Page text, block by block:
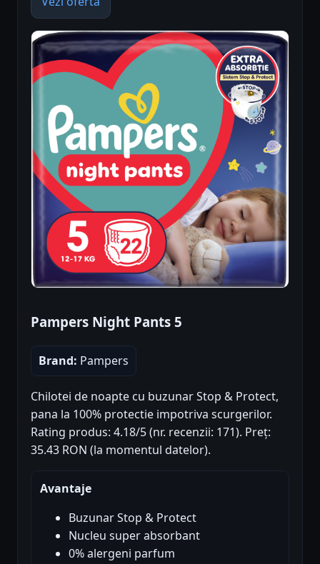
Pampers Night Pants 5
Brand: Pampers
Chilotei de noapte cu buzunar Stop & Protect,
pana la 100% protectie impotriva scurgerilor.
Rating produs: 4.18/5 (nr. recenzii: 171). Preț:
35.43 RON (la momentul datelor).
Avantaje
Buzunar Stop & Protect
Nucleu super absorbant
0% alergeni parfum